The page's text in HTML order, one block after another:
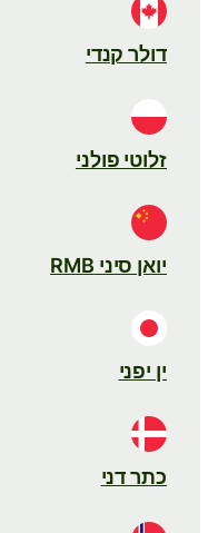
דולר קנדי
זלוטי פולני
יואן סיני RMB
ין יפני
כתר דני